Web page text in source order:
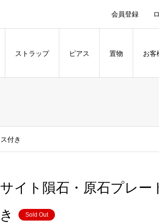
会員登録
ストラップ ピアス 置物 お客
付き
イト隕石・原石プレー
Sold Out